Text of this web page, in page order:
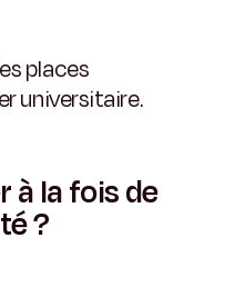
places
universitaire.
à la fois de
?